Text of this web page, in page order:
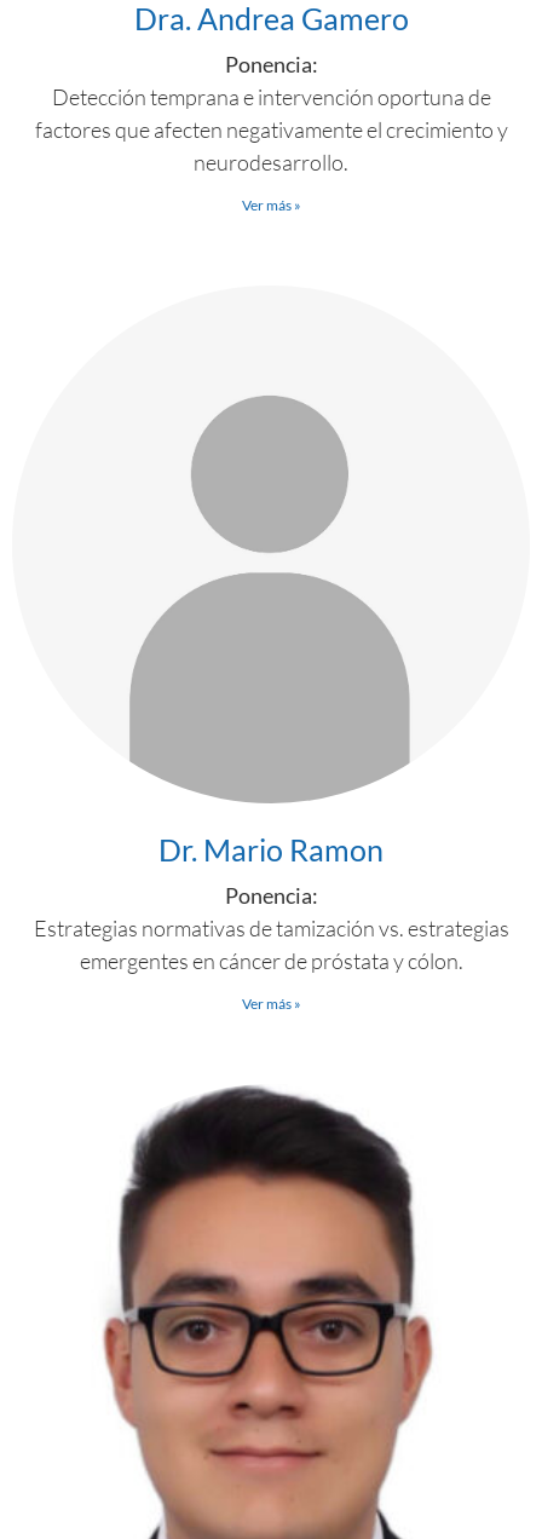
Dra. Andrea Gamero
Ponencia:
Detección temprana e intervención oportuna de
factores que afecten negativamente el crecimiento y
neurodesarrollo.
Ver más »
Dr. Mario Ramon
Ponencia:
Estrategias normativas de tamización vs. estrategias
emergentes en cáncer de próstata y cólon.
Ver más »